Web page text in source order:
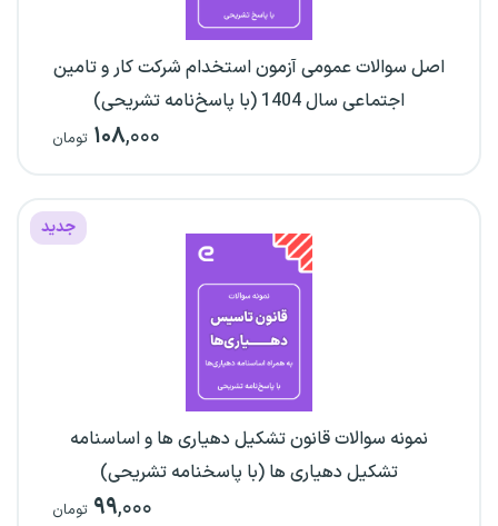
اصل سوالات عمومی آزمون استخدام شرکت کار و تامین
اجتماعی سال 1404 (با پاسخ‌نامه تشریحی)
۱۰۸,۰۰۰ تومان
جدید
نمونه سوالات قانون تشکیل دهیاری ها و اساسنامه
تشکیل دهیاری ها (با پاسخنامه تشریحی)
۹۹,۰۰۰ تومان